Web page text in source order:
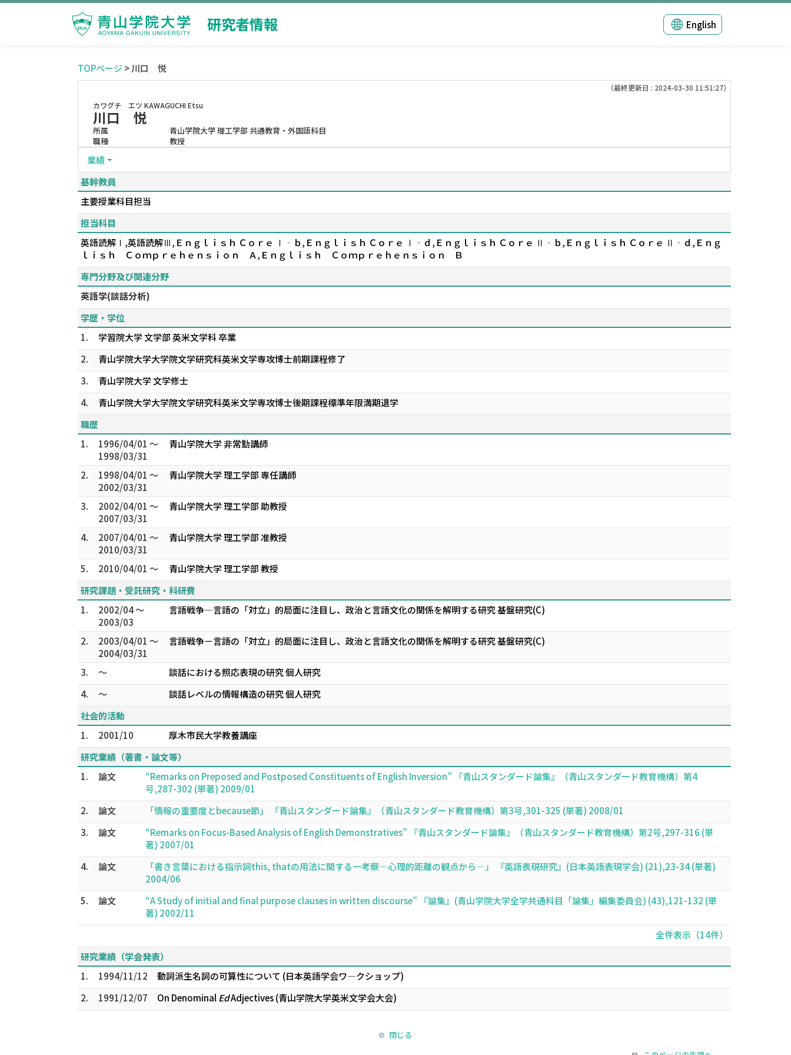
研究者情報 English
TOPページ > 川口 悦
（最終更新日 : 2024-03-30 11:51:27）
カワグチ エツ KAWAGUCHI Etsu
川口 悦
所属
青山学院大学 理工学部 共通教育・外国語科目
職種
教授
業績
基幹教員
主要授業科目担当
担当科目
英語読解Ⅰ,英語読解Ⅲ,Ｅｎｇｌｉｓｈ Ｃｏｒｅ Ⅰ‐ｂ,Ｅｎｇｌｉｓｈ Ｃｏｒｅ Ⅰ‐ｄ,Ｅｎｇｌｉｓｈ Ｃｏｒｅ Ⅱ‐ｂ,Ｅｎｇｌｉｓｈ Ｃｏｒｅ Ⅱ‐ｄ,Ｅｎｇ
ｌｉｓｈ Ｃｏｍｐｒｅｈｅｎｓｉｏｎ Ａ,Ｅｎｇｌｉｓｈ Ｃｏｍｐｒｅｈｅｎｓｉｏｎ Ｂ
専門分野及び関連分野
英語学(談話分析)
学歴・学位
1.
学習院大学 文学部 英米文学科 卒業
2.
青山学院大学大学院文学研究科英米文学専攻博士前期課程修了
3.
青山学院大学 文学修士
4.
青山学院大学大学院文学研究科英米文学専攻博士後期課程標準年限満期退学
職歴
1.
1996/04/01 ～
1998/03/31
青山学院大学 非常勤講師
2.
1998/04/01 ～
2002/03/31
青山学院大学 理工学部 専任講師
3.
2002/04/01 ～
2007/03/31
青山学院大学 理工学部 助教授
4.
2007/04/01 ～
2010/03/31
青山学院大学 理工学部 准教授
5. 2010/04/01 ～
青山学院大学 理工学部 教授
研究課題・受託研究・科研費
1.
2002/04 ～
2003/03
言語戦争―言語の「対立」的局面に注目し、政治と言語文化の関係を解明する研究 基盤研究(C)
2.
2003/04/01 ～
2004/03/31
言語戦争－言語の「対立」的局面に注目し、政治と言語文化の関係を解明する研究 基盤研究(C)
3. ～
談話における照応表現の研究 個人研究
4.
～
談話レベルの情報構造の研究 個人研究
社会的活動
1.
2001/10
厚木市民大学教養講座
研究業績（著書・論文等）
1.
論文
“Remarks on Preposed and Postposed Constituents of English Inversion” 『青山スタンダード論集』（青山スタンダード教育機構）第4
号,287-302 (単著) 2009/01
2.
論文
「情報の重要度とbecause節」 『青山スタンダード論集』（青山スタンダード教育機構）第3号,301-325 (単著) 2008/01
3.
論文
“Remarks on Focus-Based Analysis of English Demonstratives” 『青山スタンダード論集』（青山スタンダード教育機構）第2号,297-316 (単
著) 2007/01
4.
論文
「書き言葉における指示詞this, thatの用法に関する一考察―心理的距離の観点から―」 『英語表現研究』(日本英語表現学会) (21),23-34 (単著)
2004/06
5.
論文
“A Study of initial and final purpose clauses in written discourse” 『論集』(青山学院大学全学共通科目「論集」編集委員会) (43),121-132 (単
著) 2002/11
全件表示（14件）
研究業績（学会発表）
1.
1994/11/12
動詞派生名詞の可算性について (日本英語学会ワ―クショップ)
2.
1991/12/07 On DenominalEdAdjectives (青山学院大学英米文学会大会)
閉じる